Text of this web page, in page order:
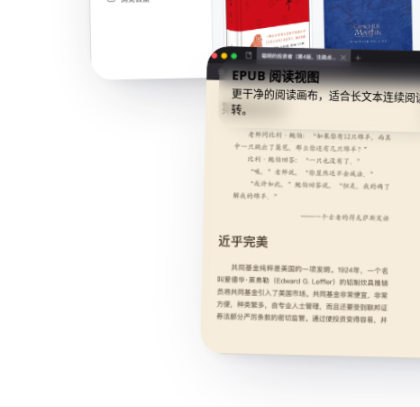
EPUB 阅读视图
更干净的阅读画布，适合长文本连续阅
转。